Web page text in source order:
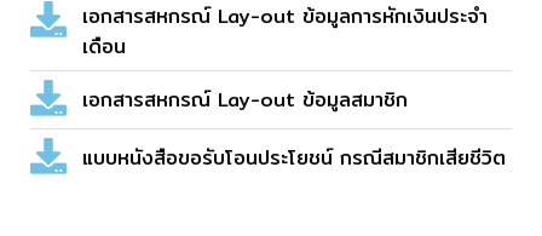
เอกสารสหกรณ์ Lay-out ข้อมูลการหักเงินประจำ
เดือน
เอกสารสหกรณ์ Lay-out ข้อมูลสมาชิก
แบบหนังสือขอรับโอนประโยชน์ กรณีสมาชิกเสียชีวิต